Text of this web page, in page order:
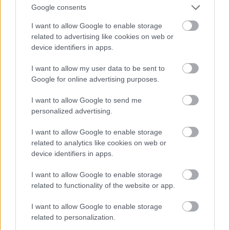
Google consents
I want to allow Google to enable storage
related to advertising like cookies on web or
device identifiers in apps.
I want to allow my user data to be sent to
Google for online advertising purposes.
I want to allow Google to send me
personalized advertising.
I want to allow Google to enable storage
related to analytics like cookies on web or
device identifiers in apps.
I want to allow Google to enable storage
related to functionality of the website or app.
I want to allow Google to enable storage
related to personalization.
Charles de Vilmorinmásodik indie couturier
kollekcióját vitte kifutóra a divathéten. A francia
divattervező - akinek a színpompás ruháit láthattuk
a 2024-es párizsi olimpia
nyitóeseményének könyvtár jelenetében - az őszi
couture divatbemutatóján egy kísérteties jelenetbe
kalauzolta a nézőket, aholmindenki gyanús és senki
sem ártatlan. Az egész fashion show olyan, mintha a
megoldásával foglalkozó társasjáték kelt volna
életre.
Adottegy kísértetjárta ház.Holdtalan éjszaka,
gyilkosság történt. Nincs tanú és senkit sem lehet